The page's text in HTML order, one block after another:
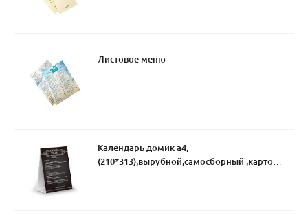
Листовое меню
Календарь домик а4,
(210*313),вырубной,самосборный ,картон